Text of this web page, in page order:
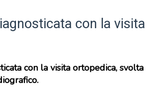
con la visita
con la visita ortopedica, svolta